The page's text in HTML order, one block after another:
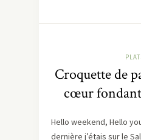
Croquette de
cœur
Hello weekend, Hello
dernière j’étais sur le